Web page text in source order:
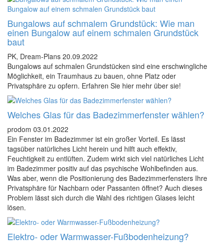
Bungalows auf schmalem Grundstück: Wie man
einen Bungalow auf einem schmalen Grundstück
baut
PK, Dream-Plans 20.09.2022
Bungalows auf schmalen Grundstücken sind eine erschwingliche
Möglichkeit, ein Traumhaus zu bauen, ohne Platz oder
Privatsphäre zu opfern. Erfahren Sie hier mehr über sie!
Welches Glas für das Badezimmerfenster wählen?
prodom 03.01.2022
Ein Fenster im Badezimmer ist ein großer Vorteil. Es lässt
tagsüber natürliches Licht herein und hilft auch effektiv,
Feuchtigkeit zu entlüften. Zudem wirkt sich viel natürliches Licht
im Badezimmer positiv auf das psychische Wohlbefinden aus.
Was aber, wenn die Positionierung des Badezimmerfensters Ihre
Privatsphäre für Nachbarn oder Passanten öffnet? Auch dieses
Problem lässt sich durch die Wahl des richtigen Glases leicht
lösen.
Elektro- oder Warmwasser-Fußbodenheizung?